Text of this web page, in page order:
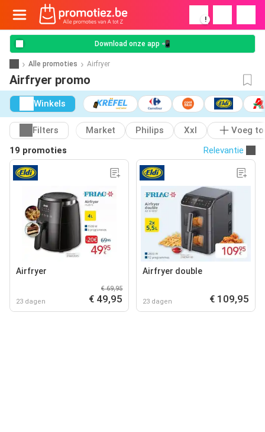
!
Download onze app 📲
Alle promoties Airfryer
Airfryer promo
Winkels
Filters Market Philips Xxl
Voeg
19 promoties
Relevantie
Airfryer
23 dagen
€ 69,95
€ 49,95
Airfryer double
23 dagen € 109,95